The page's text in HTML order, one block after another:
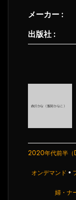
メーカー :
出版社 :
2020年代前半（
オンデマンド •
婦・ナ